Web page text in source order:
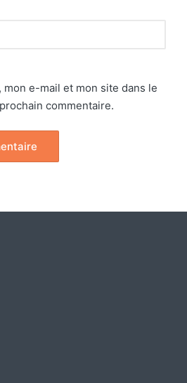
e-mail et mon site dans le
commentaire.